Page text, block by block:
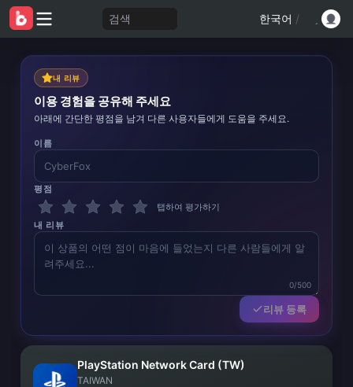
검색 한국어 /
내 리뷰
이용 경험을 공유해 주세요
아래에 간단한 평점을 남겨 다른 사용자들에게 도움을 주세요.
이름
평점
탭하여 평가하기
내 리뷰
0/500
리뷰 등록
PlayStation Network Card (TW)
TAIWAN